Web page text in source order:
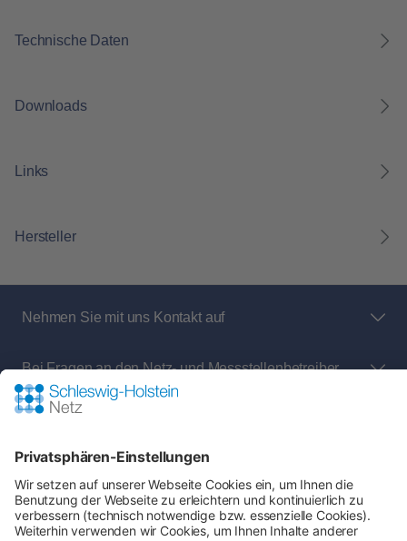
Technische Daten
Downloads
Links
Hersteller
Nehmen Sie mit uns Kontakt auf
Bei Fragen an den Netz- und Messstellenbetreiber
rund um:
Zahlung & Versand